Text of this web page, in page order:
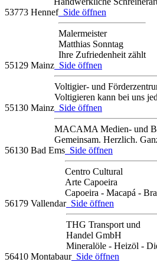
53773 HennefSide öffnen
Malermeister
Matthias Sonntag
Ihre Zufriedenheit zählt
55129 Mainz Side öffnen
Voltigier- und
Voltigieren kann bei uns
55130 Mainz Side öffnen
MACAMA Medien- und
Gemeinsam. Herzlich.
56130 Bad Ems Side öffnen
Centro Cultural
Arte Capoeira
Capoeira - Macapá -
56179 VallendarSide öffnen
THG Transport und
Handel GmbH
Mineralöle - Heizöl -
56410 MontabaurSide öffnen